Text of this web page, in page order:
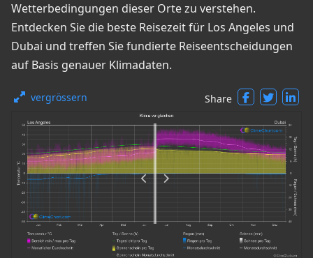
Wetterbedingungen dieser Orte zu verstehen.
Entdecken Sie die beste Reisezeit für Los Angeles und
Dubai und treffen Sie fundierte Reiseentscheidungen
auf Basis genauer Klimadaten.
vergrössern Share